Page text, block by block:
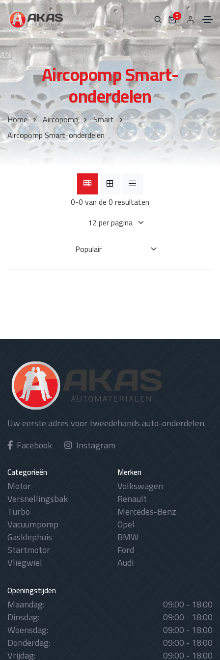
0
Aircopomp Smart-
onderdelen
Home Aircopomp
Smart
Aircopomp Smart-onderdelen
0-0 van de 0 resultaten
Uw eerste adres voor tweedehands auto-onderdelen.
Facebook
Instagram
Categorieën
Motor
Versnellingsbak
Turbo
Vacuumpomp
Gasklephuis
Startmotor
Vliegwiel
Merken
Volkswagen
Renault
Mercedes-Benz
Opel
BMW
Ford
Audi
Openingstijden
Maandag: 09:00 - 18:00
Dinsdag: 09:00 - 18:00
Woensdag: 09:00 - 18:00
Donderdag: 09:00 - 18:00
Vrijdag: 09:00 - 18:00